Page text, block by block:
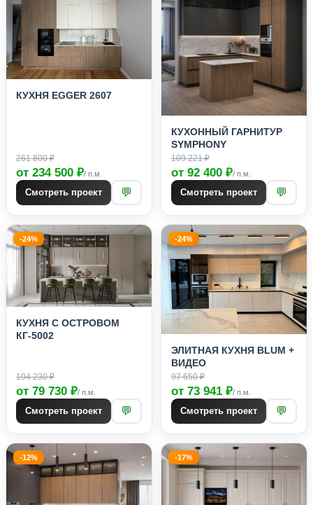
КУХНЯ EGGER 2607
261 800 ₽
от 234 500 ₽/ п.м.
Смотреть проект 💬
КУХОННЫЙ ГАРНИТУР
SYMPHONY
109 221 ₽
от 92 400 ₽/ п.м.
Смотреть проект 💬
-24%
КУХНЯ С ОСТРОВОМ
КГ-5002
104 230 ₽
от 79 730 ₽/ п.м.
Смотреть проект 💬
-24%
ЭЛИТНАЯ КУХНЯ BLUM +
ВИДЕО
97 650 ₽
от 73 941 ₽/ п.м.
Смотреть проект 💬
-12% -17%